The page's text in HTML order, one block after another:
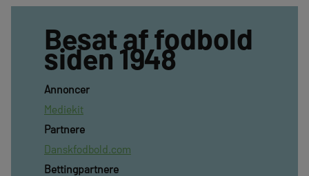
Besat af fodbold
siden 1948
Annoncer
Mediekit
Partnere
Danskfodbold.com
Bettingpartnere